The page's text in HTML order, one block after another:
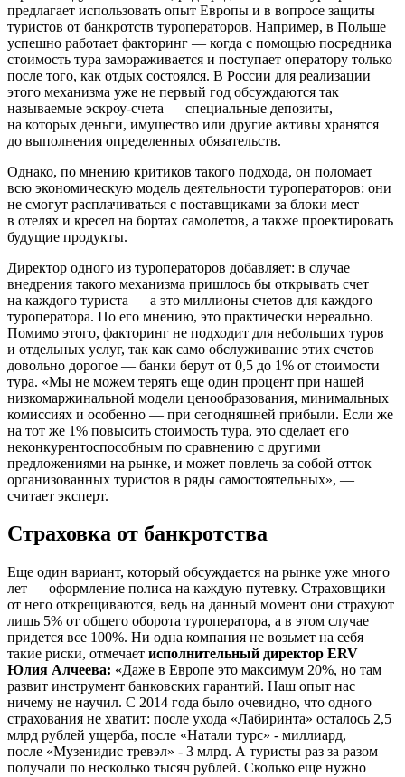
предлагает использовать опыт Европы и в вопросе защиты
туристов от банкротств туроператоров. Например, в Польше
успешно работает факторинг — когда с помощью посредника
стоимость тура замораживается и поступает оператору только
после того, как отдых состоялся. В России для реализации
этого механизма уже не первый год обсуждаются так
называемые эскроу-счета — специальные депозиты,
на которых деньги, имущество или другие активы хранятся
до выполнения определенных обязательств.
Однако, по мнению критиков такого подхода, он поломает
всю экономическую модель деятельности туроператоров: они
не смогут расплачиваться с поставщиками за блоки мест
в отелях и кресел на бортах самолетов, а также проектировать
будущие продукты.
Директор одного из туроператоров добавляет: в случае
внедрения такого механизма пришлось бы открывать счет
на каждого туриста — а это миллионы счетов для каждого
туроператора. По его мнению, это практически нереально.
Помимо этого, факторинг не подходит для небольших туров
и отдельных услуг, так как само обслуживание этих счетов
довольно дорогое — банки берут от 0,5 до 1% от стоимости
тура. «Мы не можем терять еще один процент при нашей
низкомаржинальной модели ценообразования, минимальных
комиссиях и особенно — при сегодняшней прибыли. Если же
на тот же 1% повысить стоимость тура, это сделает его
неконкурентоспособным по сравнению с другими
предложениями на рынке, и может повлечь за собой отток
организованных туристов в ряды самостоятельных», —
считает эксперт.
Страховка от банкротства
Еще один вариант, который обсуждается на рынке уже много
лет — оформление полиса на каждую путевку. Страховщики
от него открещиваются, ведь на данный момент они страхуют
лишь 5% от общего оборота туроператора, а в этом случае
придется все 100%. Ни одна компания не возьмет на себя
такие риски, отмечает исполнительный директор ERV
Юлия Алчеева: «Даже в Европе это максимум 20%, но там
развит инструмент банковских гарантий. Наш опыт нас
ничему не научил. С 2014 года было очевидно, что одного
страхования не хватит: после ухода «Лабиринта» осталось 2,5
млрд рублей ущерба, после «Натали турс» - миллиард,
после «Музенидис тревэл» - 3 млрд. А туристы раз за разом
получали по несколько тысяч рублей. Сколько еще нужно